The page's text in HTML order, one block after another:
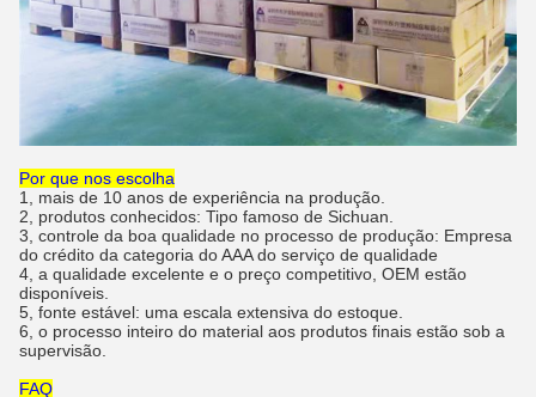
Por que nos escolha
1, mais de 10 anos de experiência na produção.
2, produtos conhecidos: Tipo famoso de Sichuan.
3, controle da boa qualidade no processo de produção: Empresa
do crédito da categoria do AAA do serviço de qualidade
4, a qualidade excelente e o preço competitivo, OEM estão
disponíveis.
5, fonte estável: uma escala extensiva do estoque.
6, o processo inteiro do material aos produtos finais estão sob a
supervisão.
FAQ